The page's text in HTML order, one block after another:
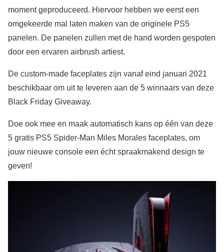
moment geproduceerd. Hiervoor hebben we eerst een
omgekeerde mal laten maken van de originele PS5
panelen. De panelen zullen met de hand worden gespoten
door een ervaren airbrush artiest.
De custom-made faceplates zijn vanaf eind januari 2021
beschikbaar om uit te leveren aan de 5 winnaars van deze
Black Friday Giveaway.
Doe ook mee en maak automatisch kans op één van deze
5 gratis PS5 Spider-Man Miles Morales faceplates, om
jouw nieuwe console een écht spraakmakend design te
geven!